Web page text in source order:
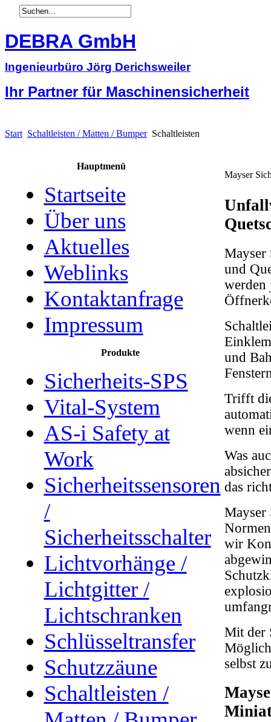
DEBRA GmbH
Ingenieurbüro Jörg Derichsweiler
Ihr Partner für Maschinensicherheit
Start Schaltleisten / Matten / Bumper Schaltleisten
Hauptmenü
Startseite
Über uns
Aktuelles
Weblinks
Kontaktanfrage
Impressum
Produkte
Sicherheits-SPS
Vital-System
AS-i Safety at
Work
Sicherheitssensoren
/
Sicherheitsschalter
Lichtvorhänge /
Lichtgitter /
Lichtschranken
Schlüsseltransfer
Schutzzäune
Schaltleisten /
Mayser
Mayser
und
werden
und
Trifft
wenn
Was
das
Mayser
wir
Mit der
selbst